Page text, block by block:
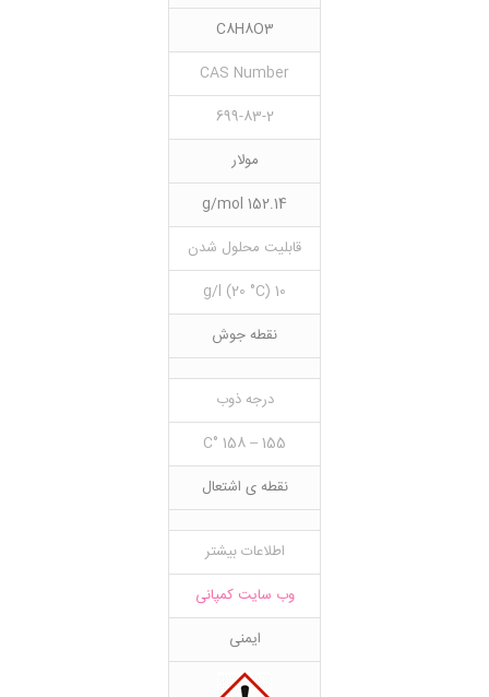
C8H8O3
CAS Number
699-83-2
مولار
152.14 g/mol
قابلیت محلول شدن
10 g/l (20 °C)
نقطه جوش
درجه ذوب
155 – 158 °C
نقطه ی اشتعال
اطلاعات بیشتر
وب سایت کمپانی
ایمنی